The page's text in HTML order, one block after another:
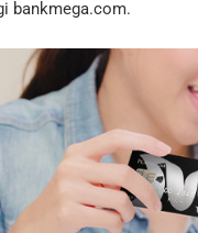
bankmega.com.